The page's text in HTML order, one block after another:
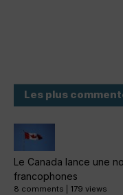
Les plus
Le Canada lance une
francophones
8 comments 179 views